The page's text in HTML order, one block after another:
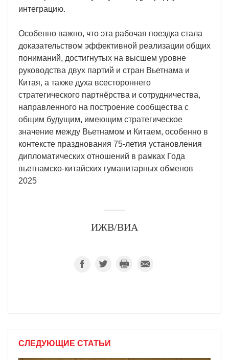
интеграцию.
Особенно важно, что эта рабочая поездка стала
доказательством эффективной реализации общих
пониманий, достигнутых на высшем уровне
руководства двух партий и стран Вьетнама и
Китая, а также духа всестороннего
стратегического партнёрства и сотрудничества,
направленного на построение сообщества с
общим будущим, имеющим стратегическое
значение между Вьетнамом и Китаем, особенно в
контексте празднования 75-летия установления
дипломатических отношений в рамках Года
вьетнамско-китайских гуманитарных обменов
2025
ИЖВ/ВИА
СЛЕДУЮЩИЕ СТАТЬИ